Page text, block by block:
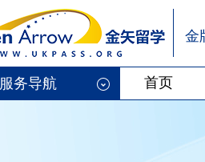
金
服务导航 首页